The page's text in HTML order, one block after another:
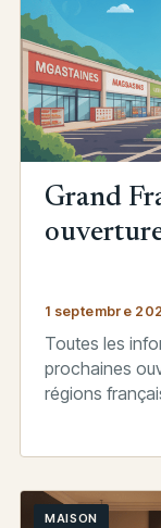
Grand
concernée
1 septembre
Toutes les
prochaines
régions
MAISON